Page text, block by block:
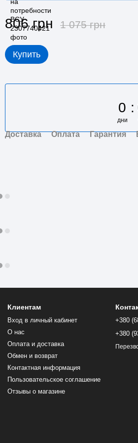
806 грн 1 075 грн
Купить
0
дни
Доставка Оплата Гарантия
Клиентам
Вход в личный кабинет
О нас
Оплата и доставка
Обмен и возврат
Контактная информация
Пользовательское соглашение
Отзывы о магазине
+380
+380